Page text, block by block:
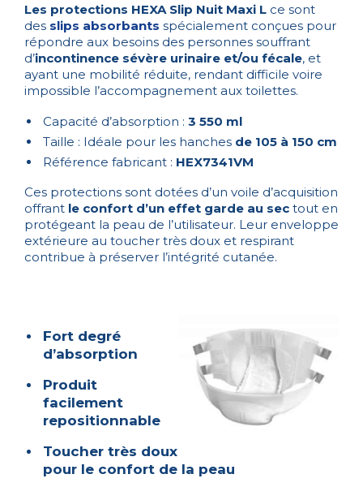
Les protections HEXA Slip Nuit Maxi L ce sont
des slips absorbants spécialement conçues pour
répondre aux besoins des personnes souffrant
d’incontinence sévère urinaire et/ou fécale, et
ayant une mobilité réduite, rendant difficile voire
impossible l’accompagnement aux toilettes.
Capacité d’absorption : 3 550 ml
Taille : Idéale pour les hanches de 105 à 150 cm
Référence fabricant : HEX7341VM
Ces protections sont dotées d’un voile d’acquisition
offrant le confort d’un effet garde au sec tout en
protégeant la peau de l’utilisateur. Leur enveloppe
extérieure au toucher très doux et respirant
contribue à préserver l’intégrité cutanée.
Fort degré
d’absorption
Produit
facilement
repositionnable
Toucher très doux
pour le confort de la peau